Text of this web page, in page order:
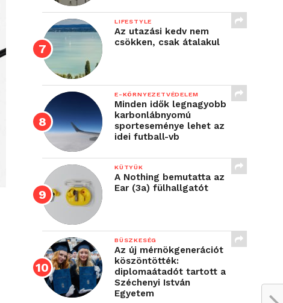
LIFESTYLE
Az utazási kedv nem
csökken, csak átalakul
E-KÖRNYEZETVÉDELEM
Minden idők legnagyobb
karbonlábnyomú
sporteseménye lehet az
idei futball-vb
KÜTYÜK
A Nothing bemutatta az
Ear (3a) fülhallgatót
BÜSZKESÉG
Az új mérnökgenerációt
köszöntötték:
diplomaátadót tartott a
Széchenyi István
Egyetem